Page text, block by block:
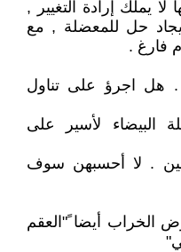
يملك إرادة التغيير ,
حل للمعضلة , مع
فارغ .
هل اجرؤ على تناول
البيضاء لأسير على
. لا أحسبهن سوف
الخراب أيضا ً"العقم